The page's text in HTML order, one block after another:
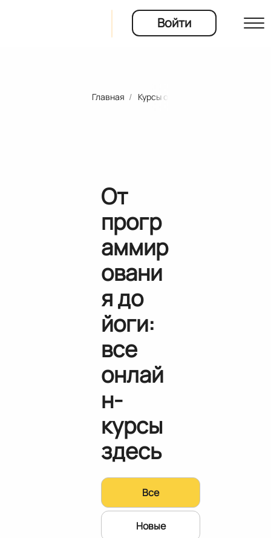
Войти
Главная Курсы онлайн-школ и
От
прогр
аммир
овани
я до
йоги:
все
онлай
н-
курсы
здесь
Все
Новые